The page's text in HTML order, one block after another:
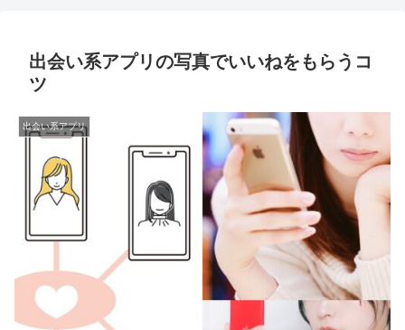
出会い系アプリの写真でいいねをもらうコ
ツ
出会い系アプリ